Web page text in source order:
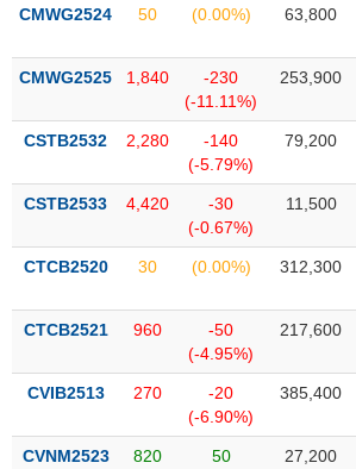
CMWG2524 50 (0.00%) 63,800
CMWG2525 1,840
-230
(-11.11%)
253,900
CSTB2532 2,280
-140
(-5.79%)
79,200
CSTB2533 4,420
-30
(-0.67%)
11,500
CTCB2520 30 (0.00%) 312,300
CTCB2521 960
-50
(-4.95%)
217,600
CVIB2513 270
-20
(-6.90%)
385,400
CVNM2523 820
50
27,200
CHÍNH
CÔNG
NGHỆ
TIN
DỊCH